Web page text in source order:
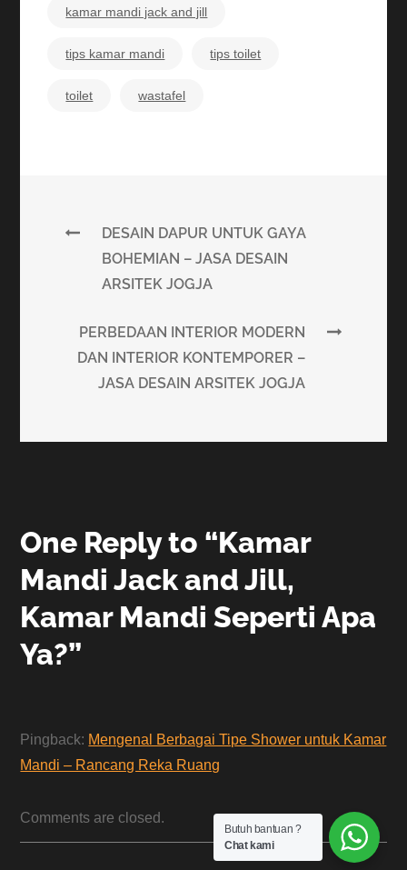
kamar mandi jack and jill
tips kamar mandi tips toilet
toilet wastafel
DESAIN DAPUR UNTUK GAYA
BOHEMIAN – JASA DESAIN
ARSITEK JOGJA
PERBEDAAN INTERIOR MODERN
DAN INTERIOR KONTEMPORER –
JASA DESAIN ARSITEK JOGJA
One Reply to “Kamar
Mandi Jack and Jill,
Kamar Mandi Seperti Apa
Ya?”
Pingback: Mengenal Berbagai Tipe Shower untuk Kamar
Mandi – Rancang Reka Ruang
Comments are closed.
Butuh bantuan ?
Chat kami